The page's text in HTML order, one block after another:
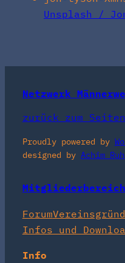
Unsplash /
Netzwerk
zurück zum
Proudly powered by
designed by Achim
Mitgliederbereich
Forum
Infos und
Info